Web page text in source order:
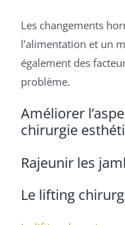
Les changements
l’alimentation et un
également des
problème.
Améliorer
chirurgie
Rajeunir les
Le lifting